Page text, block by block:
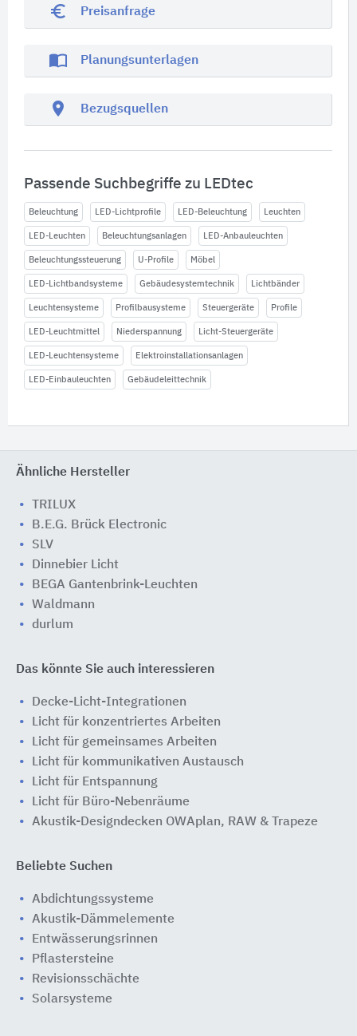
euro_symbol Preisanfrage
import_contacts Planungsunterlagen
location_on Bezugsquellen
Passende Suchbegriffe zu LEDtec
Beleuchtung LED-Lichtprofile LED-Beleuchtung Leuchten
LED-Leuchten Beleuchtungsanlagen LED-Anbauleuchten
Beleuchtungssteuerung U-Profile Möbel
LED-Lichtbandsysteme Gebäudesystemtechnik Lichtbänder
Leuchtensysteme Profilbausysteme Steuergeräte Profile
LED-Leuchtmittel Niederspannung Licht-Steuergeräte
LED-Leuchtensysteme Elektroinstallationsanlagen
LED-Einbauleuchten Gebäudeleittechnik
Ähnliche Hersteller
TRILUX
B.E.G. Brück Electronic
SLV
Dinnebier Licht
BEGA Gantenbrink-Leuchten
Waldmann
durlum
Das könnte Sie auch interessieren
Decke-Licht-Integrationen
Licht für konzentriertes Arbeiten
Licht für gemeinsames Arbeiten
Licht für kommunikativen Austausch
Licht für Entspannung
Licht für Büro-Nebenräume
Akustik-Designdecken OWAplan, RAW & Trapeze
Beliebte Suchen
Abdichtungssysteme
Akustik-Dämmelemente
Entwässerungsrinnen
Pflastersteine
Revisionsschächte
Solarsysteme